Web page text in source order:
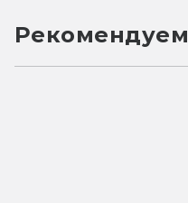
Рекомендуем